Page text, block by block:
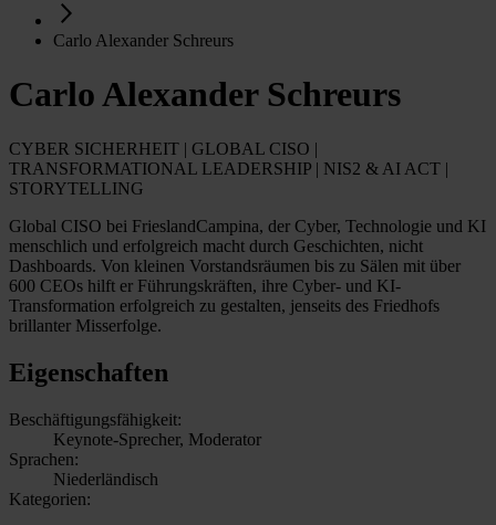
Carlo Alexander Schreurs
Carlo Alexander Schreurs
CYBER SICHERHEIT | GLOBAL CISO |
TRANSFORMATIONAL LEADERSHIP | NIS2 & AI ACT |
STORYTELLING
Global CISO bei FrieslandCampina, der Cyber, Technologie und KI
menschlich und erfolgreich macht durch Geschichten, nicht
Dashboards. Von kleinen Vorstandsräumen bis zu Sälen mit über
600 CEOs hilft er Führungskräften, ihre Cyber- und KI-
Transformation erfolgreich zu gestalten, jenseits des Friedhofs
brillanter Misserfolge.
Eigenschaften
Beschäftigungsfähigkeit:
Keynote-Sprecher, Moderator
Sprachen:
Niederländisch
Kategorien: